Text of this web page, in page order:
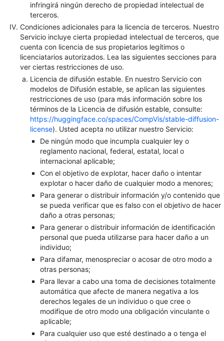
infringirá ningún derecho de propiedad intelectual de
terceros.
Condiciones adicionales para la licencia de terceros. Nuestro
Servicio incluye cierta propiedad intelectual de terceros, que
cuenta con licencia de sus propietarios legítimos o
licenciatarios autorizados. Lea las siguientes secciones para
ver ciertas restricciones de uso.
Licencia de difusión estable. En nuestro Servicio con
modelos de Difusión estable, se aplican las siguientes
restricciones de uso (para más información sobre los
términos de la Licencia de difusión estable, consulte:
https://huggingface.co/spaces/CompVis/stable-diffusion-
license). Usted acepta no utilizar nuestro Servicio:
De ningún modo que incumpla cualquier ley o
reglamento nacional, federal, estatal, local o
internacional aplicable;
Con el objetivo de explotar, hacer daño o intentar
explotar o hacer daño de cualquier modo a menores;
Para generar o distribuir información y/o contenido que
se pueda verificar que es falso con el objetivo de hacer
daño a otras personas;
Para generar o distribuir información de identificación
personal que pueda utilizarse para hacer daño a un
individuo;
Para difamar, menospreciar o acosar de otro modo a
otras personas;
Para llevar a cabo una toma de decisiones totalmente
automática que afecte de manera negativa a los
derechos legales de un individuo o que cree o
modifique de otro modo una obligación vinculante o
aplicable;
Para cualquier uso que esté destinado a o tenga el